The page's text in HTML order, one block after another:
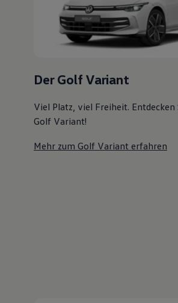
Transport
Familie
Elektromobilität
Volkswagen R
Pannen- und Unfallhilfe
Der Golf Variant
Viel Platz, viel Freiheit. Entdecken
Golf Variant!
Mehr zum Golf Variant erfahren